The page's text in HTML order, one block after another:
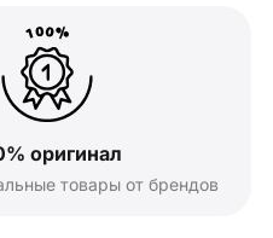
оригинал
товары от брендов